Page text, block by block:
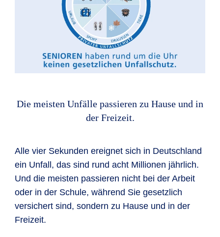
Die meisten Unfälle passieren zu Hause und in
der Freizeit.
Alle vier Sekunden ereignet sich in Deutschland
ein Unfall, das sind rund acht Millionen jährlich.
Und die meisten passieren nicht bei der Arbeit
oder in der Schule, während Sie gesetzlich
versichert sind, sondern zu Hause und in der
Freizeit.